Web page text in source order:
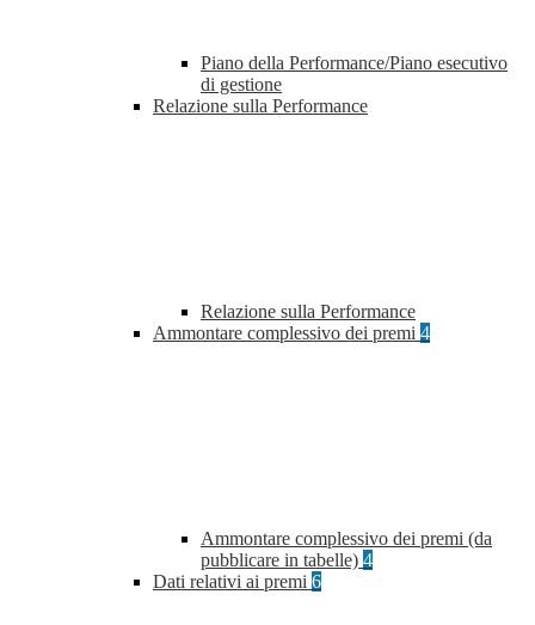
Piano della Performance/Piano esecutivo
di gestione
Relazione sulla Performance
Relazione sulla Performance
Ammontare complessivo dei premi 4
Ammontare complessivo dei premi (da
pubblicare in tabelle) 4
Dati relativi ai premi 6